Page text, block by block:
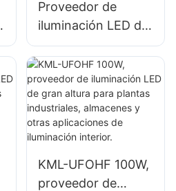
Proveedor de
iluminación LED de
gran altura KML-
UFOHA 100W para
espacios interiores
como edificios de
fábricas
industriales y
almacenes.
KML-UFOHF 100W,
proveedor de